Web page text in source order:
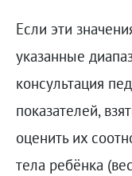
Если эти
указанные
консультация
показателей,
оценить их
тела ребёнка